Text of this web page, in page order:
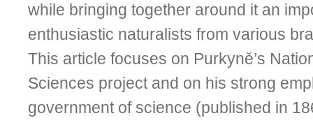
while bringing together around it an
enthusiastic naturalists from various
This article focuses on Purkyně’s
Sciences project and on his strong
government of science (published in